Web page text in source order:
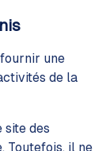
une
de la
site des
Toutefois, il ne